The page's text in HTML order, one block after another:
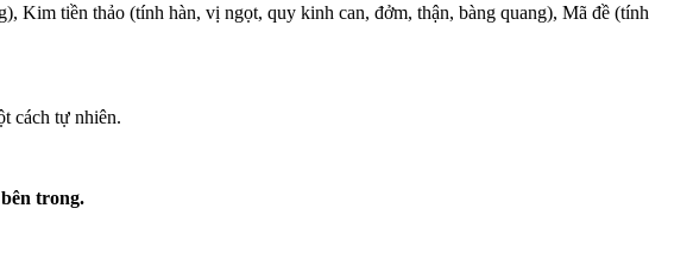
Kim tiền thảo (tính hàn, vị ngọt, quy kinh can, đởm, thận, bàng quang), Mã đề (tính
cách tự nhiên.
trong.